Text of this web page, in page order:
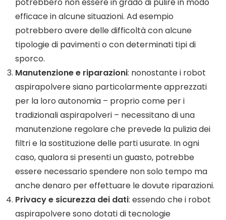
efficace in alcune situazioni. Ad esempio
potrebbero avere delle difficoltà con alcune
tipologie di pavimenti o con determinati tipi di
sporco.
Manutenzione e riparazioni: nonostante i robot
aspirapolvere siano particolarmente apprezzati
per la loro autonomia – proprio come per i
tradizionali aspirapolveri – necessitano di una
manutenzione regolare che prevede la pulizia dei
filtri e la sostituzione delle parti usurate. In ogni
caso, qualora si presenti un guasto, potrebbe
essere necessario spendere non solo tempo ma
anche denaro per effettuare le dovute riparazioni.
Privacy e sicurezza dei dati: essendo che i robot
aspirapolvere sono dotati di tecnologie